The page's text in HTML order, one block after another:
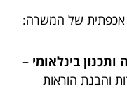
אכפתית של המשרה:
בינלאומי –
והבנת הוראות